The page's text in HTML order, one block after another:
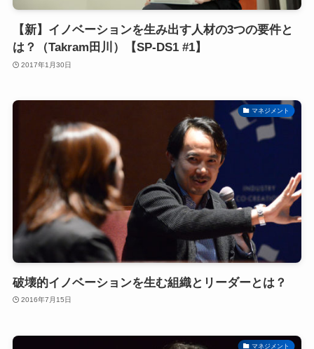
【新】イノベーションを生み出す人材の3つの要件と
は？（Takram田川）【SP-DS1 #1】
2017年1月30日
マネジメント
破壊的イノベーションを生む組織とリーダーとは？
2016年7月15日
マネジメント